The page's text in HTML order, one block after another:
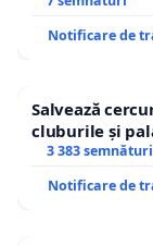
Notificare de
Salvează
cluburile și
3 383 semnături
Notificare de